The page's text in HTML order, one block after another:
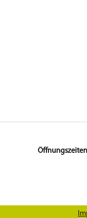
Öffnungszeiten